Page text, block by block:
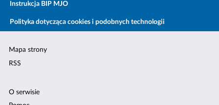
Instrukcja BIP MJO
Polityka dotycząca cookies i podobnych technologii
Mapa strony
RSS
O serwisie